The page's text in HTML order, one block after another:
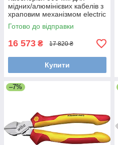
мідних/алюмінієвих кабелів з
храповим механізмом electric
Wiha 46675
Готово до відправки
16 573 ₴ 17 820 ₴
Купити
–7%